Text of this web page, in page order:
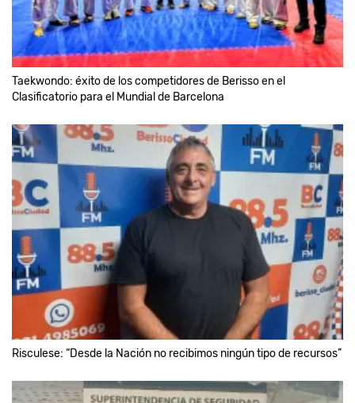
Taekwondo: éxito de los competidores de Berisso en el
Clasificatorio para el Mundial de Barcelona
Risculese: “Desde la Nación no recibimos ningún tipo de recursos”